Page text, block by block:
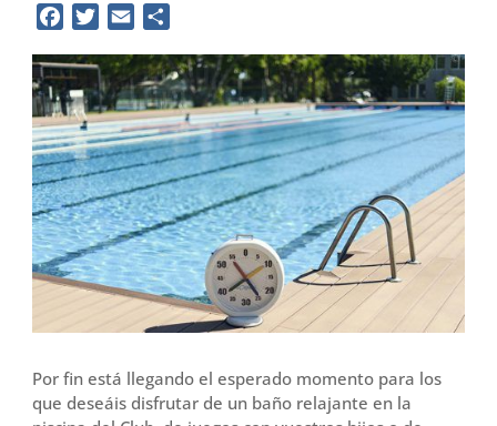
c
e
b
o
o
k
i
t
t
e
r
a
i
l
m
p
a
r
t
i
r
Por fin está llegando el esperado momento para los
que deseáis disfrutar de un baño relajante en la